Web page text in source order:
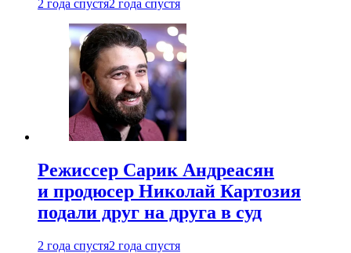
2 года спустя2 года спустя
Режиссер Сарик Андреасян
и продюсер Николай Картозия
подали друг на друга в суд
2 года спустя2 года спустя